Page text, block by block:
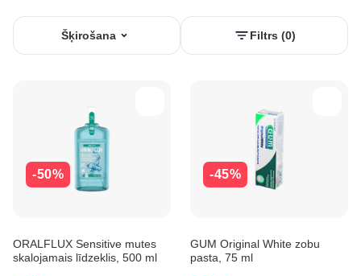
Šķirošana Filtrs (0)
-50%
ORALFLUX Sensitive mutes
skalojamais līdzeklis, 500 ml
-45%
GUM Original White zobu
pasta, 75 ml